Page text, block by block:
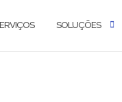
SOLUÇÕES